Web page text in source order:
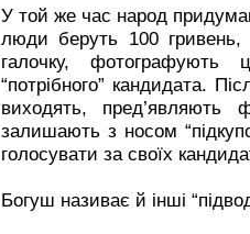
У той же час народ
люди беруть 100 гривень,
галочку, фотографують
“потрібного” кандидата.
виходять,
залишають з носом
голосувати за своїх
Богуш називає й інші